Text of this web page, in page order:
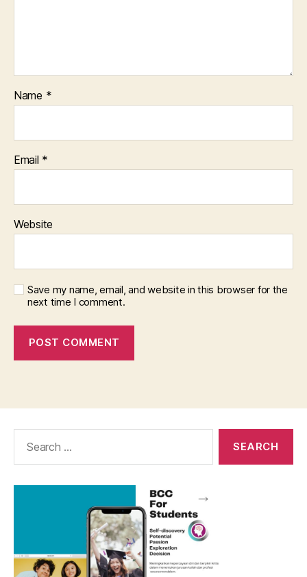
Name *
Email *
Website
Save my name, email, and website in this browser for the
next time I comment.